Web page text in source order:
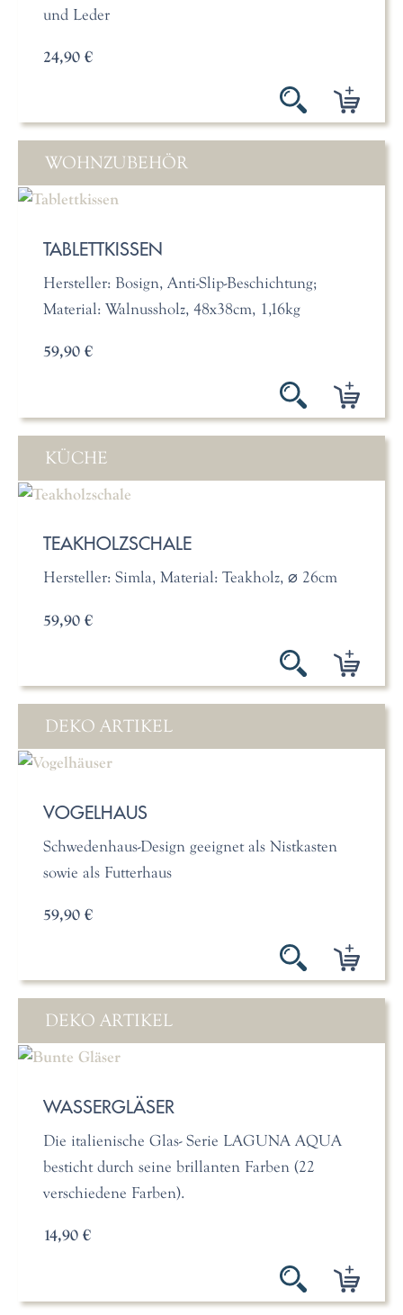
und Leder
24,90 €
WOHNZUBEHÖR
TABLETTKISSEN
Hersteller: Bosign, Anti-Slip-Beschichtung;
Material: Walnussholz, 48x38cm, 1,16kg
59,90 €
KÜCHE
TEAKHOLZSCHALE
Hersteller: Simla, Material: Teakholz, ⌀ 26cm
59,90 €
DEKO ARTIKEL
VOGELHAUS
Schwedenhaus-Design geeignet als Nistkasten
sowie als Futterhaus
59,90 €
DEKO ARTIKEL
WASSERGLÄSER
Die italienische Glas- Serie LAGUNA AQUA
besticht durch seine brillanten Farben (22
verschiedene Farben).
14,90 €